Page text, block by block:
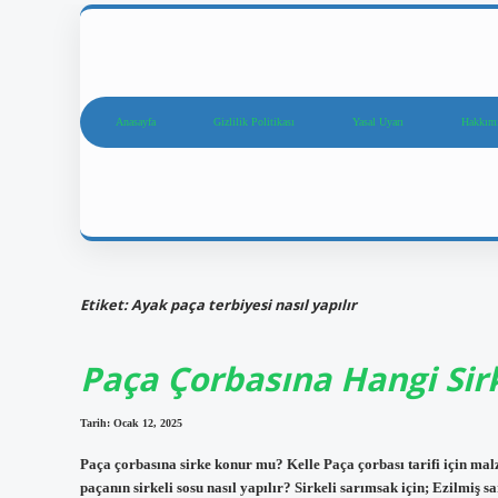
Anasayfa Gizlilik Politikası Yasal Uyarı
Etiket:Ayak paça terbiyesi nasıl yapılır
Paça Çorbasına Hangi
Tarih: Ocak 12, 2025
Paça çorbasına sirke konur mu? Kelle Paça çorbası tarifi için
paçanın sirkeli sosu nasıl yapılır? Sirkeli sarımsak için; Ezilmiş